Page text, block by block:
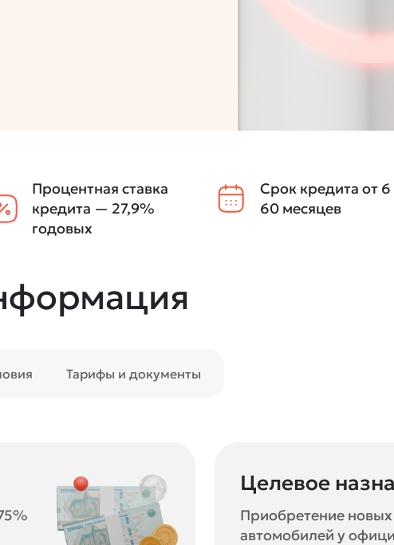
Процентная ставка
кредита — 27,9%
годовых
Срок кредита от
60 месяцев
Тарифы и документы
Целевое
Приобретение
автомобилей у